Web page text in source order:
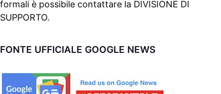
formali è possibile contattare la DIVISIONE DI
SUPPORTO.
FONTE UFFICIALE GOOGLE NEWS